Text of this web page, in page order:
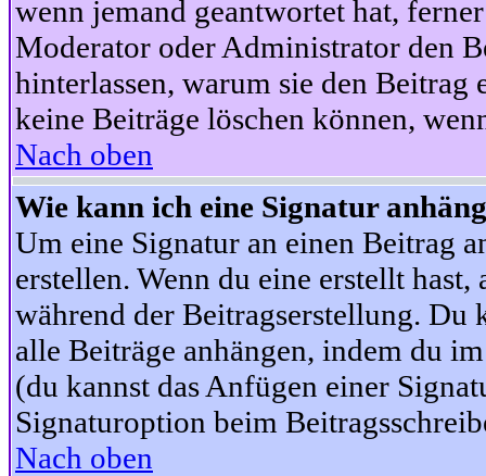
wenn jemand geantwortet hat,
Moderator oder Administrator den
hinterlassen, warum sie den Beitrag
keine Beiträge löschen können,
Nach oben
Wie kann ich eine Signatur
Um eine Signatur an einen Beitrag
erstellen. Wenn du eine erstellt
während der Beitragserstellung. Du
alle Beiträge anhängen, indem du
(du kannst das Anfügen einer
Signaturoption beim
Nach oben